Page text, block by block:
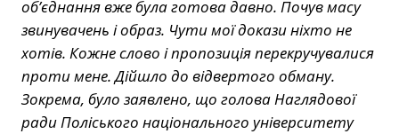
об’єднання вже була готова давно. Почув масу
звинувачень і образ. Чути мої докази ніхто не
хотів. Кожне слово і пропозиція перекручувалися
проти мене. Дійшло до відвертого обману.
Зокрема, було заявлено, що голова Наглядової
ради Поліського національного університету